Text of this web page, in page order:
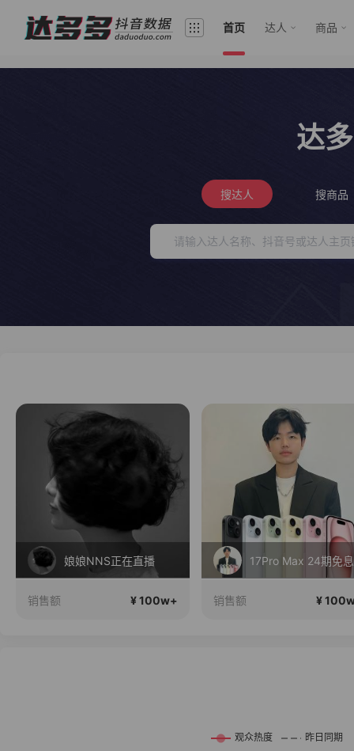
首页 达人 商品
达
搜达人 搜商品
17Pro Max 24期免息
销售额 ¥ 100w+
舅妈来了
销售额 ¥